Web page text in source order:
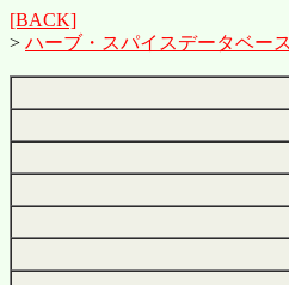
[BACK]
> ハーブ・スパイスデータベース